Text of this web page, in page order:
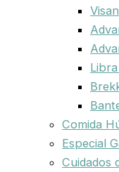
Comida
Especial
Cuidados